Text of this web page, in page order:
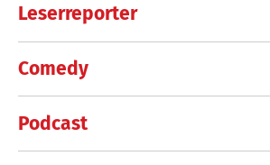
Leserreporter
Comedy
Podcast